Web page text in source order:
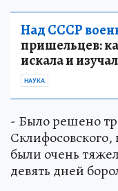
Над СССР
пришельцев:
искала и
НАУКА
- Было решено
Склифосовского,
были очень
девять дней